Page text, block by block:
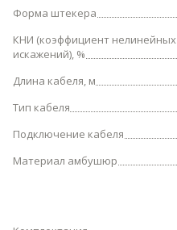
Форма штекера
КНИ (коэффициент нелинейных
искажений), %
Длина кабеля, м
Тип кабеля
Подключение кабеля
Материал амбушюр